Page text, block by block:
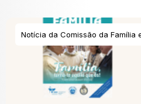
Notícia da Comissão da Família